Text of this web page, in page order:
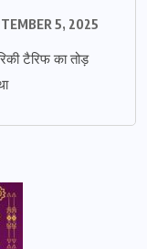
5, 2025
टैरिफ का तोड़